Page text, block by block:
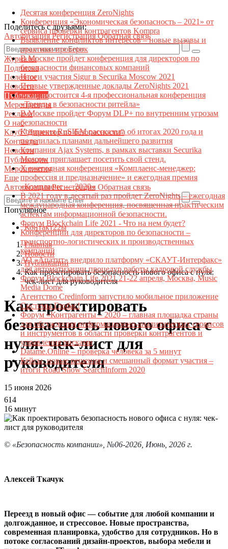
Поделитесь с друзьями:
АвторизацияРегистрацияОбратная связь
Журналы
Подписка
Полезное
Новости
Публикации
Мероприятия
Реклама
О нас
Клуб "Директор по безопасности"
Контакты
Новости
Публикации
Мероприятия
Еще
АвторизацияРегистрация Обратная связь
Популярное
Десятая конференция ZeroNights
Конференция «Экономическая безопасность – 2021» от
сервиса проверки контрагентов Kompra
Выявление конфликтов интересов – новые вызовы и
практики проверок
В Москве пройдет конференция для директоров по
безопасности финансовых компаний
Итоги участия Sigur в Securika Moscow 2021
Первые утвержденные доклады ZeroNights 2021
27 мая состоится 4-я профессиональная конференция
«Тренды в безопасности ритейла»
В Москве пройдет Форум DLP+ по внутренним угрозам
безопасности
Компания RuSIEM рассказала об итогах 2020 года и
поделилась планами дальнейшего развития
Компания Ajax Systems, в рамках выставки Securika
Moscow приглашает посетить свой стенд.
X ежегодная конференция «Комплаенс-менеджер:
профессия и предназначение» и ежегодная премия
«Комплаенс — 2020»
В 2021 году в десятый раз пройдет ZeroNights – ежегодная
международная конференция, посвященная практическим
аспектам информационной безопасности.
Форум Blockchain Life 2021 - Что на нем будет?
Конференции для директоров по безопасности –
транспортно-логистических и производственных
компаний
АО «Апатит» внедрило платформу «СКАУТ-Интерфакс»
для автоматизации процедур работы кадровой службы
Форум Blockchain Life 2021 21-22 апреля, Москва, Music
Media Dome
Агентство Credinform запустило мобильное приложение
Системы Глобас!
Форум «Контрагенты – 2020 – главная площадка страны
для обсуждения информационно-аналитических сервисов
и инструментов в области проверки контрагентов и
управления рисками
Datame.Online – проверка человека за 5 минут
Кейсы, новые решения и смешанный формат участия –
итоги Road Show SearchInform 2020
Контакт22ы
Главная
Новости
Публикации
Как проектировать безопасность нового офиса с нуля:
чек-лист для руководителя
Как проектировать
безопасность нового офиса с
нуля: чек-лист для
руководителя
15 июня 2026
614
16 минут
© «Безопасность компании», №06-2026, Июнь, 2026 г.
Алексей Ткачук
Переезд в новый офис — событие для любой компании и
долгожданное, и стрессовое. Новые пространства,
современная планировка, удобство для сотрудников. Но в
потоке согласований дизайн-проектов, выбора мебели и